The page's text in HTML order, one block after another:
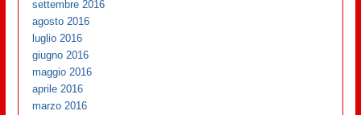
settembre 2016
agosto 2016
luglio 2016
giugno 2016
maggio 2016
aprile 2016
marzo 2016